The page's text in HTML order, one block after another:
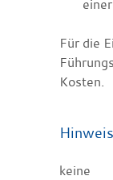
Für die
Kosten.
keine